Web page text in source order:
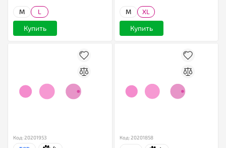
M L
Купить
M XL
Купить
Код: 20201953 Код: 20201858